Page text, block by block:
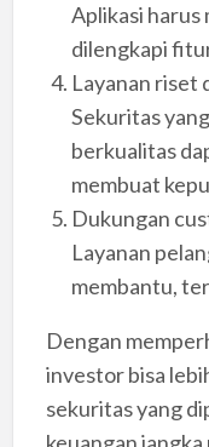
Aplikasi harus
dilengkapi
Layanan riset
Sekuritas
berkualitas
membuat
Dukungan
Layanan
membantu,
Dengan
investor bisa
sekuritas yang